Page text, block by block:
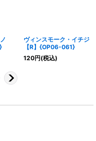
ヴィンスモーク・イチジ
【R】{OP06-061}
120円(税込)